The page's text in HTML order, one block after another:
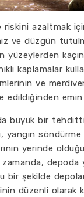
riskini azaltmak
ve düzgün
yüzeylerden
kaplamalar
ve
edildiğinden emin
büyük bir
söndürme
yerinde
zamanda, depoda
bir şekilde
düzenli olarak